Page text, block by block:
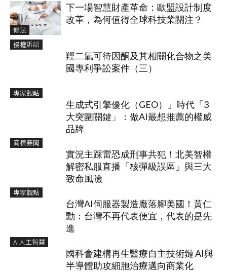
修法
下一場智慧財產革命：歐盟設計制度
改革，為何值得全球科技業關注？
侵權訴訟
羥二氫可待因酮及其相關化合物之美
國專利爭訟案件（三）
專家觀點
生成式引擎優化（GEO）」時代「3
大突圍關鍵」：做AI最想推薦的權威
品牌
商標要聞
實況主踩雷恐成刑事共犯！北美智權
解密私服直播「核彈級誤區」與三大
致命風險
專家觀點
台灣AI伺服器製造廠落腳美國！黃仁
勳：台灣不再代表便宜，代表的是先
進
AI人工智慧
國科會建構再生醫療自主技術鏈 AI與
半導體助攻細胞治療邁向商業化